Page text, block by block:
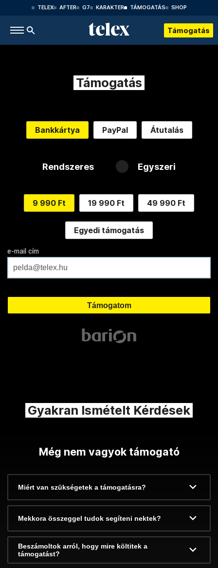
TELEX AFTER G7 KARAKTER TÁMOGATÁS SHOP
Támogatás
Támogatás
Bankkártya PayPal Átutalás
Rendszeres Egyszeri
9 990 Ft 19 990 Ft 49 990 Ft
Egyedi támogatás
e-mail cím
Gyakran Ismételt Kérdések
Még nem vagyok támogató
Miért van szükségetek a támogatásra?
Mekkora összeggel tudok segíteni nektek?
Beszámoltok arról, hogy mire költitek a
támogatást?